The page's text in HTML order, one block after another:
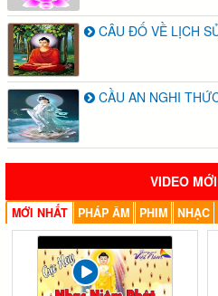
CÂU ĐỐ VỀ LỊCH
CẦU AN NGHI
VIDEO
MỚI NHẤT PHÁP ÂM PHIM NHẠC